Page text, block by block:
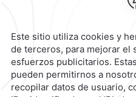
Escobedo 700,